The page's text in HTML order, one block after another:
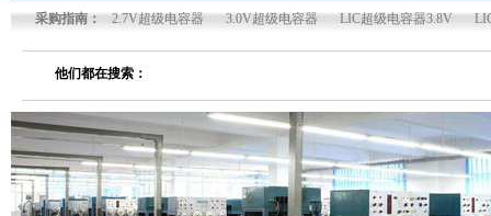
双碳资源
采购指南： 2.7V超级电容器 3.0V超级电容器 LIC超级电容器3.8V
他们都在搜索：